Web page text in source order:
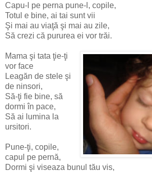
Capu-l pe perna pune-l, copile,
Totul e bine, ai tai sunt vii
Şi mai au viaţă şi mai au zile,
Să crezi că pururea ei vor trăi.
Mama şi tata ţie-ţi
vor face
Leagăn de stele şi
de ninsori,
Să-ţi fie bine, să
dormi în pace,
Să ai lumina la
ursitori.
Pune-ţi, copile,
capul pe pernă,
Dormi şi viseaza bunul tău vis,